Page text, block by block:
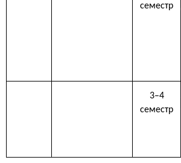
семестр
3–4
семестр